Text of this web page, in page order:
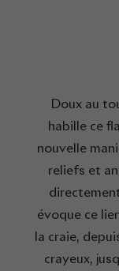
Doux au
habille ce
nouvelle
reliefs et
évoque ce
la craie,
crayeux,